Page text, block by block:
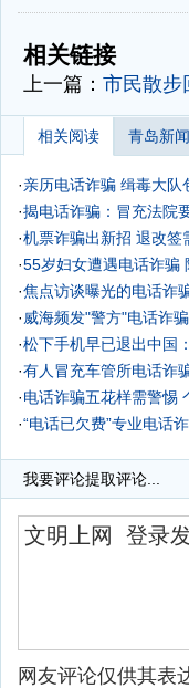
-
相关链接
上一篇： 市民散步
相关阅读 青岛新闻
·亲历电话诈骗 缉毒大队
·揭电话诈骗：冒充法院
·机票诈骗出新招 退改签
·55岁妇女遭遇电话诈骗
·焦点访谈曝光的电话诈
· 威海频发"警方"电话诈
·松下手机早已退出中国
·有人冒充车管所电话诈
·电话诈骗五花样需警惕
·“电话已欠费”专业电话
我要评论提取评论...
网友评论仅供其表